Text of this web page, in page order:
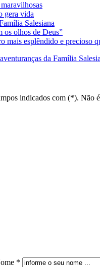
gera vida
Salesiana
os olhos de Deus”
mais esplêndido e precioso
da Família
indicados com (*).
*